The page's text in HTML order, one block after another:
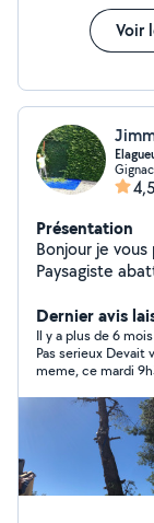
Voir
Présentation
Bonjour je
Paysagiste
évacuation des
abordables
Dernier avis
Il y a plus de 6 mois
Pas serieux Devait venir pour un devis, Rdv prevu par jimmy lui
meme, ce mardi 9h30 J ai du moi même le rappeler
client... Ne savait